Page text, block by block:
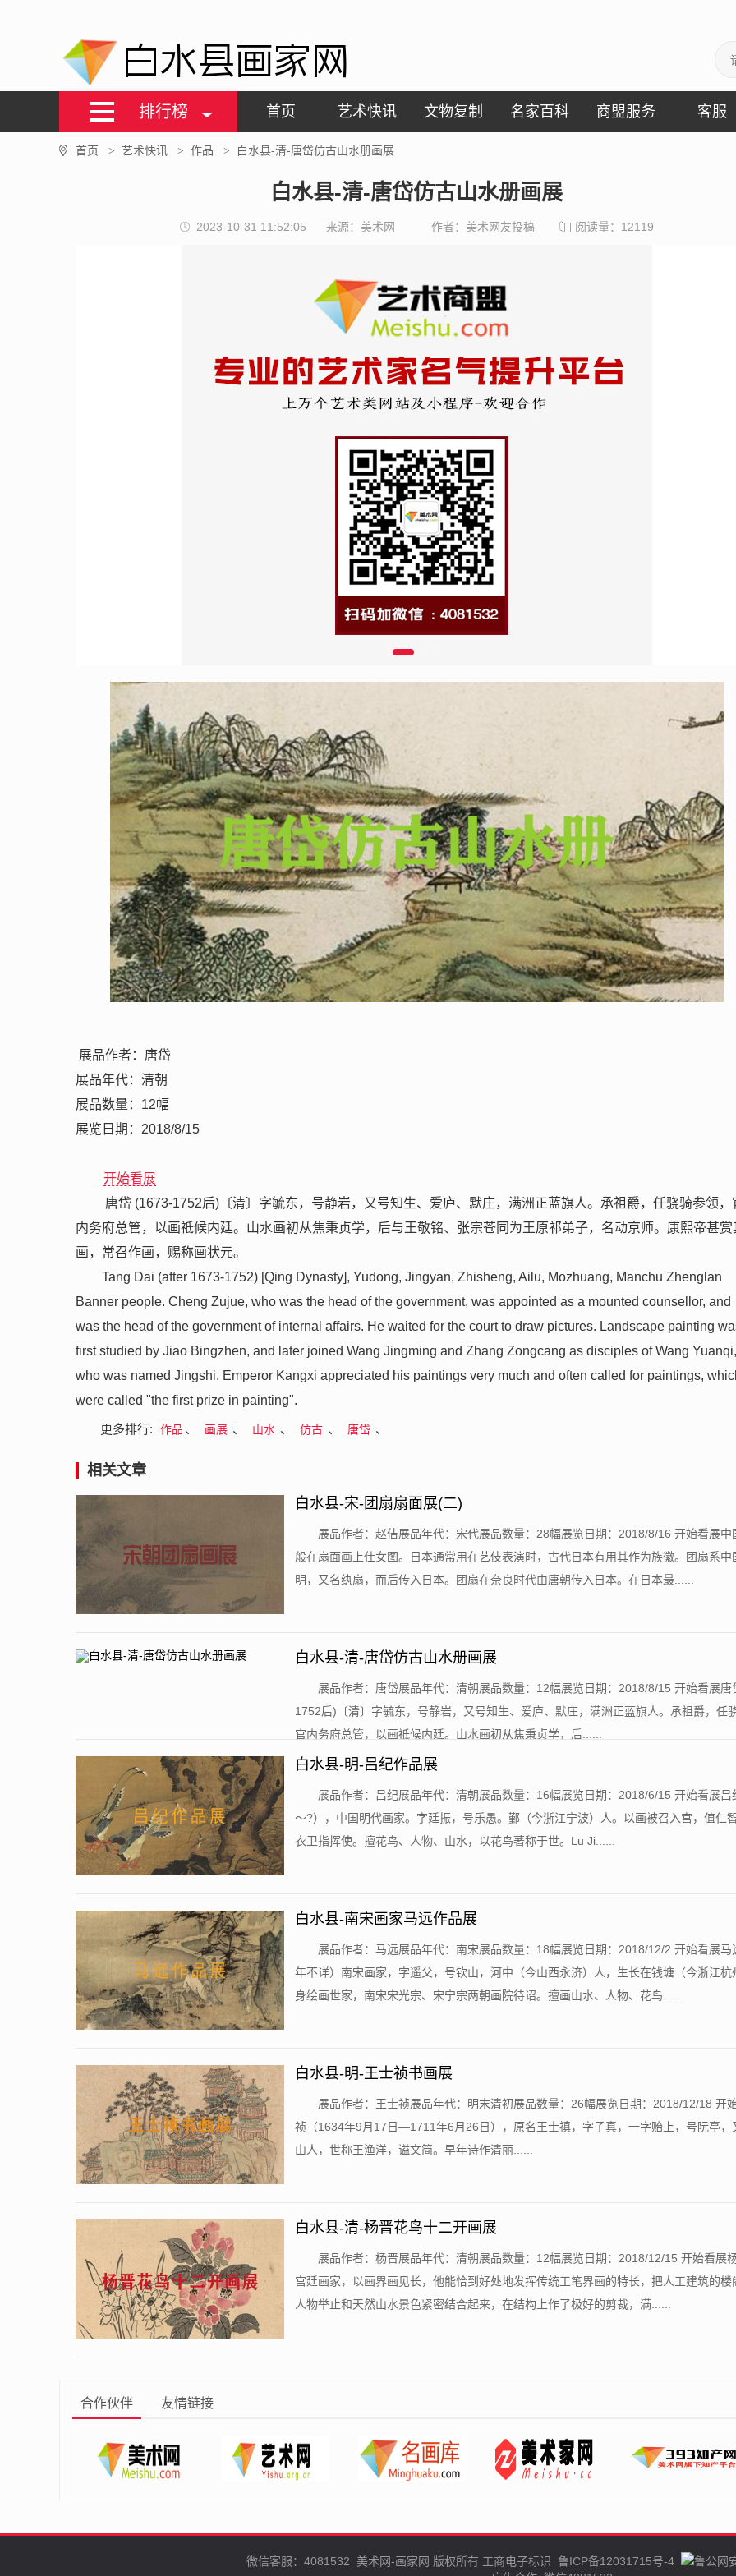
白水县画家网
排行榜 首页 艺术快讯 文物复制 名家百科 商盟服务 客服
首页 > 艺术快讯 > 作品 > 白水县-清-唐岱仿古山水册画展
白水县-清-唐岱仿古山水册画展
2023-10-31 11:52:05 来源：美术网 作者：美术网友投稿 阅读量： 12119
展品作者：唐岱
展品年代：清朝
展品数量：12幅
展览日期：2018/8/15
开始看展
唐岱 (1673-1752后)〔清〕字毓东，号静岩，又号知生、爱庐、默庄，满洲正蓝旗人。承祖爵，任骁骑参领，
内务府总管，以画祗候内廷。山水画初从焦秉贞学，后与王敬铭、张宗苍同为王原祁弟子，名动京师。康熙帝甚赏
画，常召作画，赐称画状元。
Tang Dai (after 1673-1752) [Qing Dynasty], Yudong, Jingyan, Zhisheng, Ailu, Mozhuang, Manchu Zhenglan
Banner people. Cheng Zujue, who was the head of the government, was appointed as a mounted counsellor, and
was the head of the government of internal affairs. He waited for the court to draw pictures. Landscape painting
first studied by Jiao Bingzhen, and later joined Wang Jingming and Zhang Zongcang as disciples of Wang Yuanqi,
who was named Jingshi. Emperor Kangxi appreciated his paintings very much and often called for paintings,
were called "the first prize in painting".
更多排行: 作品 、 画展 、 山水 、 仿古 、 唐岱 、
相关文章
白水县-宋-团扇扇面展(二)
展品作者：赵佶展品年代：宋代展品数量：28幅展览日期：2018/8/16 开始看展中
般在扇面画上仕女图。日本通常用在艺伎表演时，古代日本有用其作为族徽。团扇系中
明，又名纨扇，而后传入日本。团扇在奈良时代由唐朝传入日本。在日本最......
白水县-清-唐岱仿古山水册画展
展品作者：唐岱展品年代：清朝展品数量：12幅展览日期：2018/8/15 开始看展唐
1752后)〔清〕字毓东，号静岩，又号知生、爱庐、默庄，满洲正蓝旗人。承祖爵，任
官内务府总管，以画祗候内廷。山水画初从焦秉贞学，后......
白水县-明-吕纪作品展
展品作者：吕纪展品年代：清朝展品数量：16幅展览日期：2018/6/15 开始看展吕
～?），中国明代画家。字廷振，号乐愚。鄞（今浙江宁波）人。以画被召入宫，值仁
衣卫指挥使。擅花鸟、人物、山水，以花鸟著称于世。Lu Ji......
白水县-南宋画家马远作品展
展品作者：马远展品年代：南宋展品数量：18幅展览日期：2018/12/2 开始看展马
年不详）南宋画家，字遥父，号钦山，河中（今山西永济）人，生长在钱塘（今浙江杭
身绘画世家，南宋宋光宗、宋宁宗两朝画院待诏。擅画山水、人物、花鸟......
白水县-明-王士祯书画展
展品作者：王士祯展品年代：明末清初展品数量：26幅展览日期：2018/12/18 开
祯（1634年9月17日—1711年6月26日），原名王士禛，字子真，一字贻上，号阮亭，
山人，世称王渔洋，谥文简。早年诗作清丽......
白水县-清-杨晋花鸟十二开画展
展品作者：杨晋展品年代：清朝展品数量：12幅展览日期：2018/12/15 开始看展
宫廷画家，以画界画见长，他能恰到好处地发挥传统工笔界画的特长，把人工建筑的楼
人物举止和天然山水景色紧密结合起来，在结构上作了极好的剪裁，满......
合作伙伴 友情链接
微信客服：4081532 美术网-画家网 版权所有 工商电子标识 鲁ICP备12031715号-4
鲁公网